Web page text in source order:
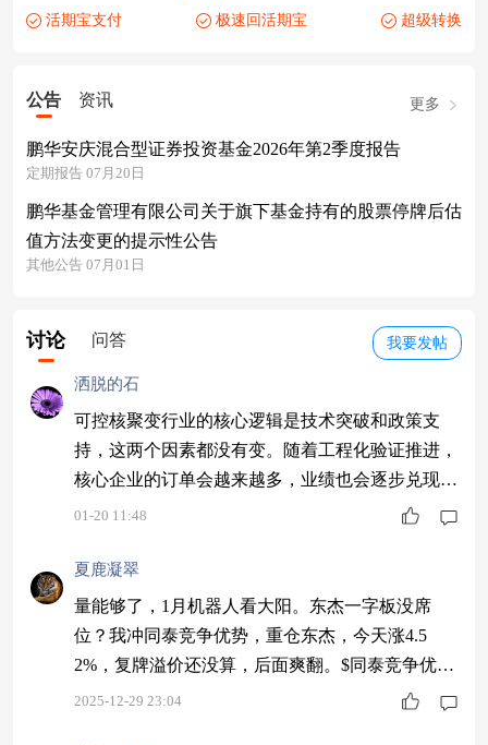
活期宝支付 极速回活期宝 超级转换
公告 资讯 更多
鹏华安庆混合型证券投资基金2026年第2季度报告
定期报告 07月20日
鹏华基金管理有限公司关于旗下基金持有的股票停牌后估
值方法变更的提示性公告
其他公告 07月01日
我要发帖
讨论 问答
洒脱的石
可控核聚变行业的核心逻辑是技术突破和政策支
持，这两个因素都没有变。随着工程化验证推进，
核心企业的订单会越来越多，业绩也会逐步兑现。
这是一个值得长期投资的赛道，短期波动不用在
01-20 11:48
夏鹿凝翠
量能够了，1月机器人看大阳。东杰一字板没席
位？我冲同泰竞争优势，重仓东杰，今天涨4.5
2%，复牌溢价还没算，后面爽翻。$同泰竞争优势
混合C$ #2025年 你的投资战绩如何？#
2025-12-29 23:04